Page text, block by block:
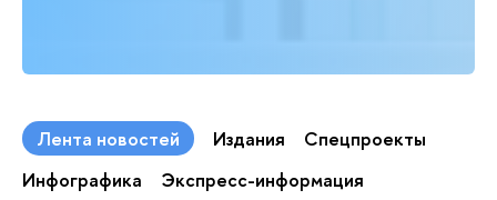
Лента новостей Издания
Спецпроекты
Инфографика
Экспресс-информация